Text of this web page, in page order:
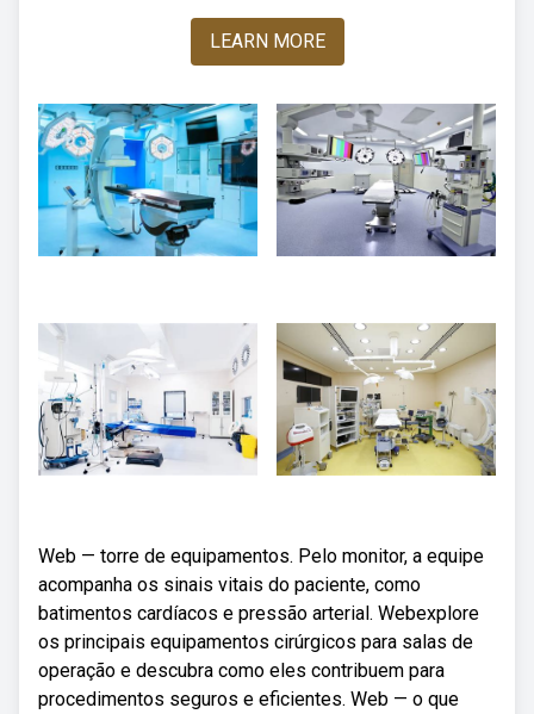
LEARN MORE
Web — torre de equipamentos. Pelo monitor, a equipe
acompanha os sinais vitais do paciente, como
batimentos cardíacos e pressão arterial. Webexplore
os principais equipamentos cirúrgicos para salas de
operação e descubra como eles contribuem para
procedimentos seguros e eficientes. Web — o que